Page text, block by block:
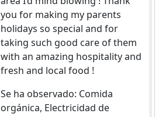
you for making my parents
holidays so special and for
taking such good care of them
with an amazing hospitality and
fresh and local food !
Se ha observado: Comida
orgánica, Electricidad de